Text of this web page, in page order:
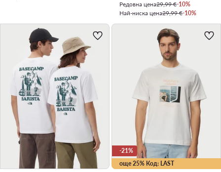
Редовна цена29,99 €-10%
Най-ниска цена29,99 €-10%
още 25% Код: LAST
-21%